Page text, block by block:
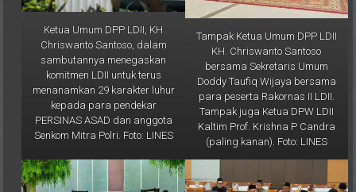
Ketua Umum DPP LDII, KH
Chriswanto Santoso, dalam
sambutannya menegaskan
komitmen LDII untuk terus
menanamkan 29 karakter luhur
kepada para pendekar
PERSINAS ASAD dan anggota
Senkom Mitra Polri. Foto: LINES
Tampak Ketua Umum DPP LDII
KH. Chriswanto Santoso
bersama Sekretaris Umum
Doddy Taufiq Wijaya bersama
para peserta Rakornas II LDII.
Tampak juga Ketua DPW LDII
Kaltim Prof. Krishna P Candra
(paling kanan). Foto: LINES